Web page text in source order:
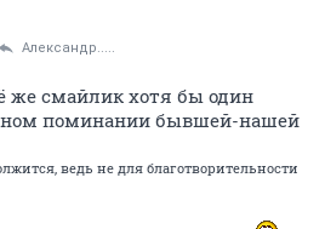
Александр.....
же смайлик хотя бы один
поминании бывшей-нашей
ведь не для благотворительности